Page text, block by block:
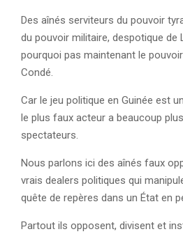
Des aînés serviteurs du pouvoir
du pouvoir militaire, despotique de
pourquoi pas maintenant le
Condé.
Car le jeu politique en Guinée est
le plus faux acteur a beaucoup
spectateurs.
Nous parlons ici des aînés faux
vrais dealers politiques qui
quête de repères dans un État en
Partout ils opposent, divisent et